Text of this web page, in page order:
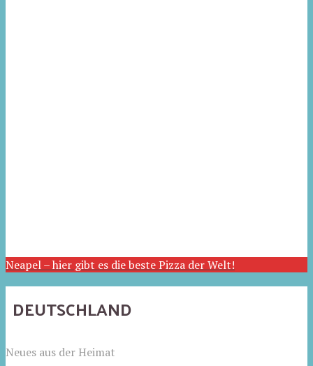
Neapel – hier gibt es die beste Pizza der Welt!
DEUTSCHLAND
Neues aus der Heimat